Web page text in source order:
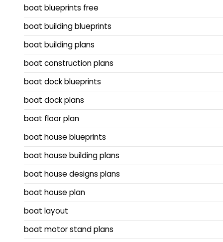
boat blueprints free
boat building blueprints
boat building plans
boat construction plans
boat dock blueprints
boat dock plans
boat floor plan
boat house blueprints
boat house building plans
boat house designs plans
boat house plan
boat layout
boat motor stand plans